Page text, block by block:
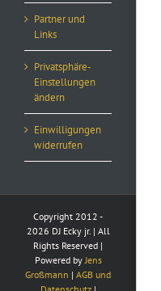
Partner und
Links
Privatsphäre-
Einstellungen
ändern
Einwilligungen
widerrufen
Copyright 2012 -
2026 DJ Ecky jr. | All
Rights Reserved |
Powered byJens
Großmann | AGB und